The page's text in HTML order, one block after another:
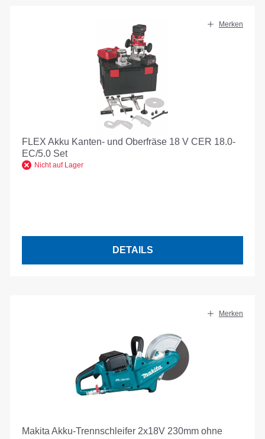
Merken
FLEX Akku Kanten- und Oberfräse 18 V CER 18.0-
EC/5.0 Set
Nicht auf Lager
DETAILS
Merken
Makita Akku-Trennschleifer 2x18V 230mm ohne